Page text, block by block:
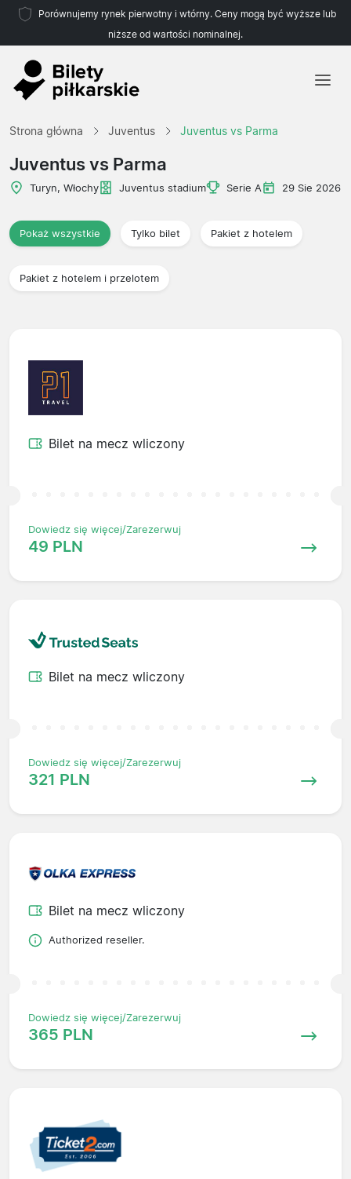
Porównujemy rynek pierwotny i wtórny. Ceny mogą być wyższe lub
niższe od wartości nominalnej.
Strona główna Juventus Juventus vs Parma
Juventus vs Parma
Turyn, Włochy Juventus stadium Serie A 29 Sie 2026
Pokaż wszystkie Tylko bilet Pakiet z hotelem
Pakiet z hotelem i przelotem
Bilet na mecz wliczony
Dowiedz się więcej/Zarezerwuj
49 PLN
Bilet na mecz wliczony
Dowiedz się więcej/Zarezerwuj
321 PLN
Bilet na mecz wliczony
Authorized reseller.
Dowiedz się więcej/Zarezerwuj
365 PLN